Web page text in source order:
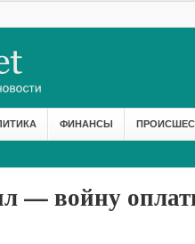
ФИНАНСЫ
— войну